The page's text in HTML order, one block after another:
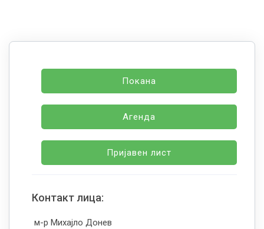
Покана
Агенда
Пријавен лист
Контакт лица:
м-р Михајло Донев